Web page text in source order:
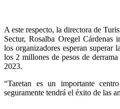
A este respecto, la directora de
Sectur, Rosalba Oregel Cárdenas
los organizadores esperan superar
los 2 millones de pesos de
2023.
“Taretan es un importante
seguramente tendrá el éxito de las